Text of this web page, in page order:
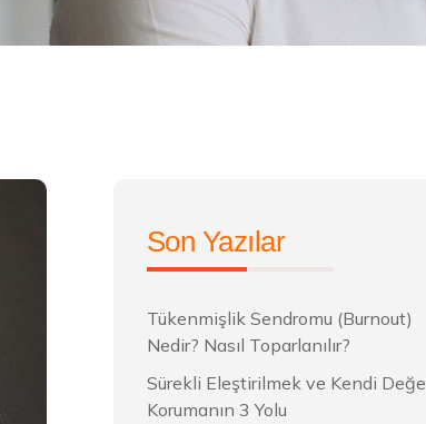
Son Yazılar
Tükenmişlik Sendromu (Burnout)
Nedir? Nasıl Toparlanılır?
Sürekli Eleştirilmek ve Kendi
Korumanın 3 Yolu